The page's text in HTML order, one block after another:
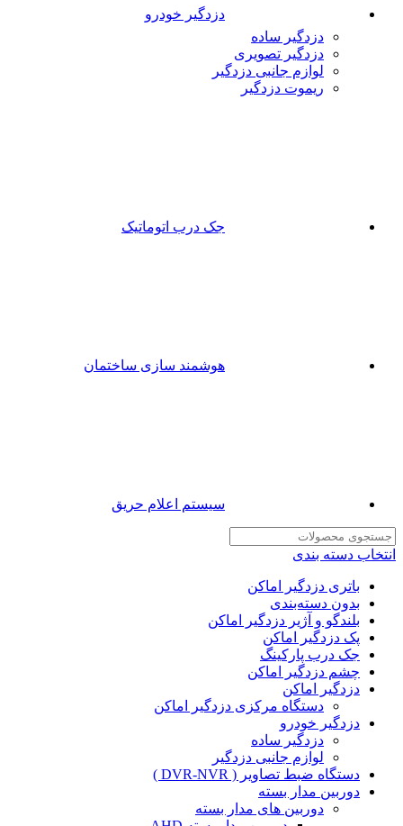
دزدگیر خودرو
دزدگیر ساده
دزدگیر تصویری
لوازم جانبی دزدگیر
ریموت دزدگیر
جک درب اتوماتیک
هوشمند سازی ساختمان
سیستم اعلام حریق
انتخاب دسته بندی
باتری دزدگیر اماکن
بدون دسته‌بندی
بلندگو و آژیر دزدگیر اماکن
پک دزدگیر اماکن
جک درب پارکینگ
چشم دزدگیر اماکن
دزدگیر اماکن
دستگاه مرکزی دزدگیر اماکن
دزدگیر خودرو
دزدگیر ساده
لوازم جانبی دزدگیر
دستگاه ضبط تصاویر ( DVR-NVR )
دوربین مدار بسته
دوربین های مدار بسته